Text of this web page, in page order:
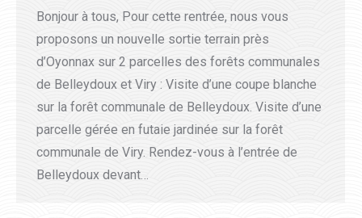
Bonjour à tous, Pour cette rentrée, nous vous
proposons un nouvelle sortie terrain près
d’Oyonnax sur 2 parcelles des forêts communales
de Belleydoux et Viry : Visite d’une coupe blanche
sur la forêt communale de Belleydoux. Visite d’une
parcelle gérée en futaie jardinée sur la forêt
communale de Viry. Rendez-vous à l’entrée de
Belleydoux devant…